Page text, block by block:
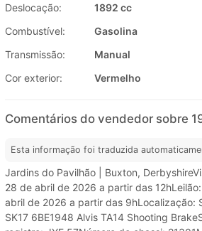
Deslocação:
1892 cc
Combustível:
Gasolina
Transmissão:
Manual
Cor exterior:
Vermelho
Comentários do vendedor sobre
Esta informação foi traduzida
Jardins do Pavilhão | Buxton,
28 de abril de 2026 a partir das
abril de 2026 a partir das 9hLocalização:
SK17 6BE1948 Alvis TA14 Shooting